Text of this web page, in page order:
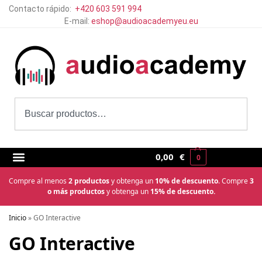
Contacto rápido: +420 603 591 994
E-mail: eshop@audioacademyeu.eu
0,00 € 0
Compre al menos 2 productosy obtenga un 10% de descuento. Compre3
o más productosy obtenga un 15% de descuento.
Inicio»GO Interactive
GO Interactive